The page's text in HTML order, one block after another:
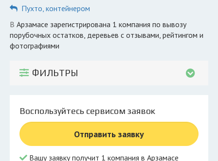
ПОЛЬЗОВАТЕЛЯМ
Компании
Экоблог
Личный кабинет
Пухто, контейнером
в Арзамасе зарегистрирована 1 компания по вывозу
порубочных остатков, деревьев с отзывами, рейтингом и
фотографиями
ФИЛЬТРЫ
Воспользуйтесь сервисом заявок
Отправить заявку
Вашу заявку получит 1 компания в Арзамасе